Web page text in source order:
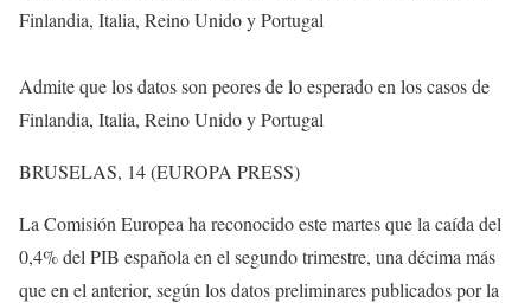
Finlandia, Italia, Reino Unido y Portugal
Admite que los datos son peores de lo esperado en los casos de
Finlandia, Italia, Reino Unido y Portugal
BRUSELAS, 14 (EUROPA PRESS)
La Comisión Europea ha reconocido este martes que la caída del
0,4% del PIB española en el segundo trimestre, una décima más
que en el anterior, según los datos preliminares publicados por la